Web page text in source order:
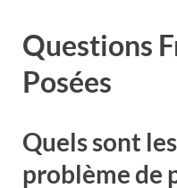
Questions
Posées
Quels sont
problème de